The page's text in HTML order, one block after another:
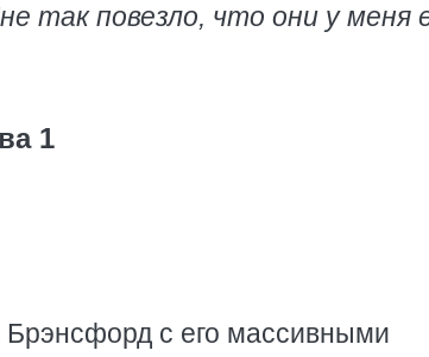
так повезло, что они у меня
1
с его массивными